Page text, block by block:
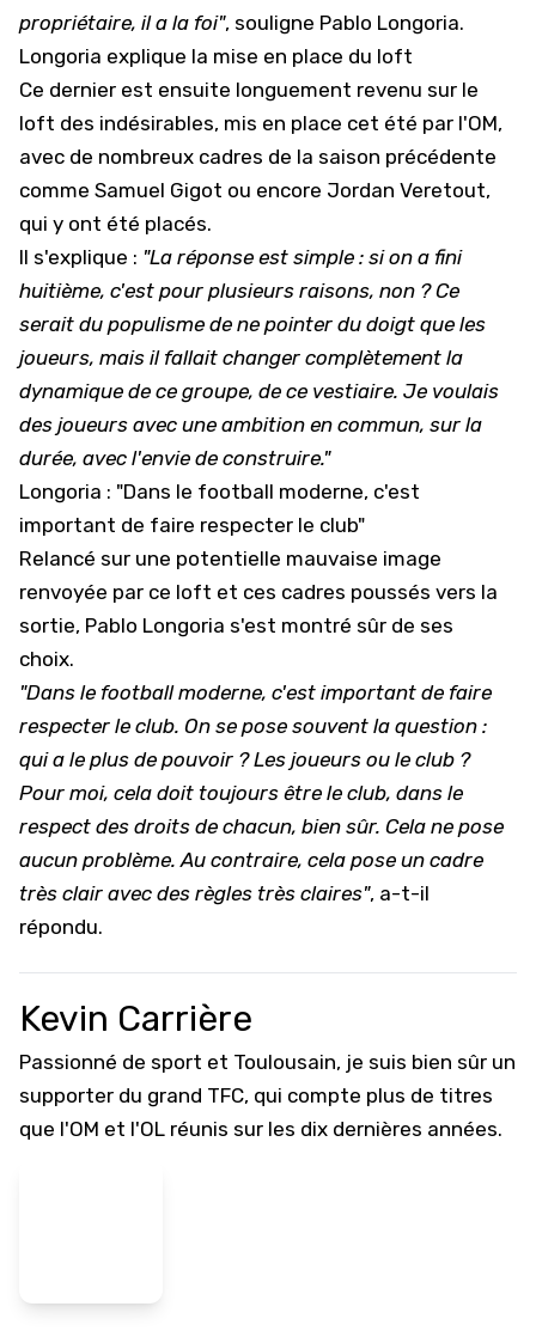
propriétaire, il a la foi", souligne Pablo Longoria.
Longoria explique la mise en place du loft
Ce dernier est ensuite longuement revenu sur le
loft des indésirables, mis en place cet été par l'OM,
avec de nombreux cadres de la saison précédente
comme Samuel Gigot ou encore Jordan Veretout,
qui y ont été placés.
Il s'explique : "La réponse est simple : si on a fini
huitième, c'est pour plusieurs raisons, non ? Ce
serait du populisme de ne pointer du doigt que les
joueurs, mais il fallait changer complètement la
dynamique de ce groupe, de ce vestiaire. Je voulais
des joueurs avec une ambition en commun, sur la
durée, avec l'envie de construire."
Longoria : "Dans le football moderne, c'est
important de faire respecter le club"
Relancé sur une potentielle mauvaise image
renvoyée par ce loft et ces cadres poussés vers la
sortie, Pablo Longoria s'est montré sûr de ses
choix.
"Dans le football moderne, c'est important de faire
respecter le club. On se pose souvent la question :
qui a le plus de pouvoir ? Les joueurs ou le club ?
Pour moi, cela doit toujours être le club, dans le
respect des droits de chacun, bien sûr. Cela ne pose
aucun problème. Au contraire, cela pose un cadre
très clair avec des règles très claires", a-t-il
répondu.
Kevin Carrière
Passionné de sport et Toulousain, je suis bien sûr un
supporter du grand TFC, qui compte plus de titres
que l'OM et l'OL réunis sur les dix dernières années.